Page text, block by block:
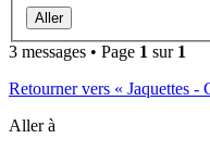
3 messages • Page 1 sur 1
Retourner vers « Jaquettes -
Aller à